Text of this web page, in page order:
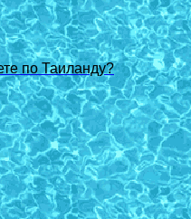
по Таиланду?